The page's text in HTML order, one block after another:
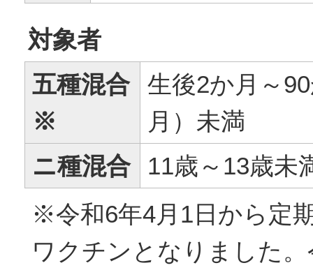
対象者
五種混合
※
生後2か月～
月）未満
ニ種混合
11歳～13歳未
※令和6年4月1日から定
ワクチンとなりました